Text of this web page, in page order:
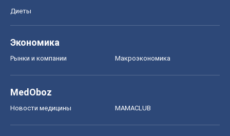
Диеты
Экономика
Рынки и компании Mакроэкономика
MedOboz
Новости медицины MAMACLUB